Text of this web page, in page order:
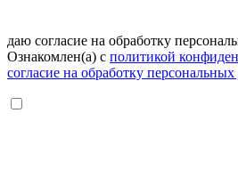
даю согласие на обработку
Ознакомлен(а) с политикой
согласие на обработку